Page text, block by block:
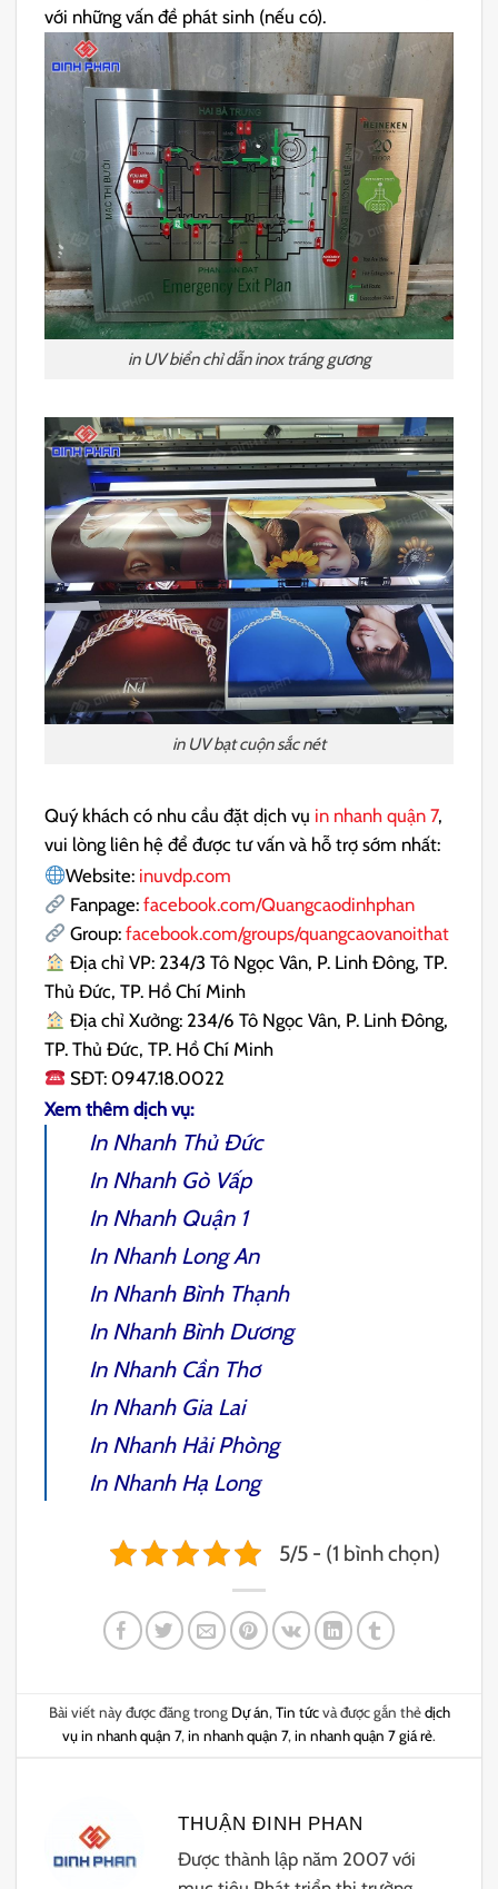
với những vấn đề phát sinh (nếu có).
in UV biển chỉ dẫn inox tráng gương
in UV bạt cuộn sắc nét
Quý khách có nhu cầu đặt dịch vụ in nhanh quận 7,
vui lòng liên hệ để được tư vấn và hỗ trợ sớm nhất:
Website: inuvdp.com
Fanpage: facebook.com/Quangcaodinhphan
Group:facebook.com/groups/quangcaovanoithat
Địa chỉ VP: 234/3 Tô Ngọc Vân, P. Linh Đông, TP.
Thủ Đức, TP. Hồ Chí Minh
Địa chỉ Xưởng: 234/6 Tô Ngọc Vân, P. Linh Đông,
TP. Thủ Đức, TP. Hồ Chí Minh
SĐT: 0947.18.0022
Xem thêm dịch vụ:
In Nhanh Thủ Đức
In Nhanh Gò Vấp
In Nhanh Quận 1
In Nhanh Long An
In Nhanh Bình Thạnh
In Nhanh Bình Dương
In Nhanh Cần Thơ
In Nhanh Gia Lai
In Nhanh Hải Phòng
In Nhanh Hạ Long
5/5 - (1 bình chọn)
Bài viết này được đăng trong Dự án,Tin tứcvà được gắn thẻdịch
vụ in nhanh quận 7,in nhanh quận 7,in nhanh quận 7 giá rẻ.
THUẬN ĐINH PHAN
Được thành lập năm 2007 với